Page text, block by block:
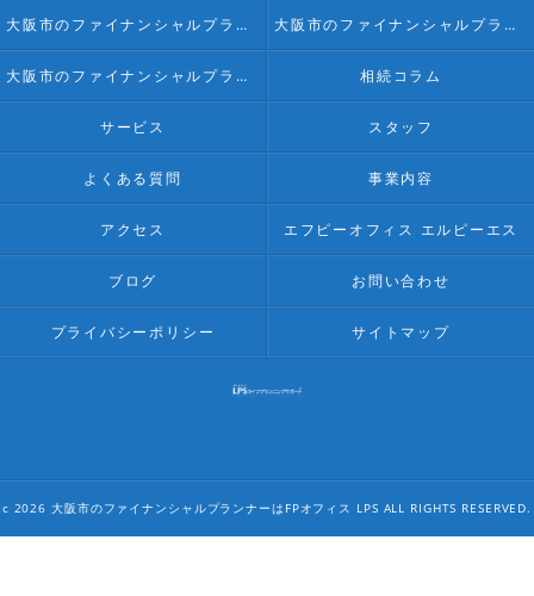
大阪市のファイナンシャルプランナー･FPオフィス LPSの口コミ情報 大阪市のファイナンシャルプランナー･FPオフィス LPSの評判
大阪市のファイナンシャルプランナー･FPオフィス LPSのお客様の声 相続コラム
サービス スタッフ
よくある質問 事業内容
アクセス エフピーオフィス エルピーエス
ブログ お問い合わせ
プライバシーポリシー サイトマップ
c 2026 大阪市のファイナンシャルプランナーはFPオフィス LPS ALL RIGHTS RESERVED.